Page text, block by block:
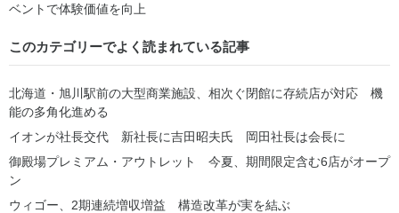
ベントで体験価値を向上
このカテゴリーでよく読まれている記事
北海道・旭川駅前の大型商業施設、相次ぐ閉館に存続店が対応 機
能の多角化進める
イオンが社長交代 新社長に吉田昭夫氏 岡田社長は会長に
御殿場プレミアム・アウトレット 今夏、期間限定含む6店がオープ
ン
ウィゴー、2期連続増収増益 構造改革が実を結ぶ